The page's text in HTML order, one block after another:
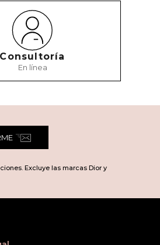
Consultoría
En línea
Excluye las marcas Dior y